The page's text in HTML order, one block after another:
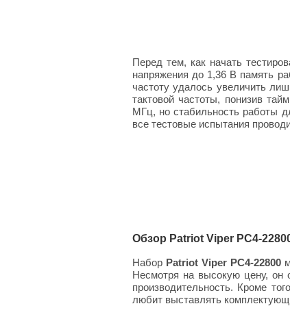
Перед тем, как начать
напряжения до 1,36 В память
частоту удалось увеличить
тактовой частоты, понизив
МГц, но стабильность работы
все тестовые испытания
Обзор Patriot Viper PC4-
Набор Patriot Viper PC4-22800
Несмотря на высокую цену, он
производительность. Кроме
любит выставлять